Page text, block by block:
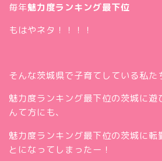
毎年魅力度ランキング最下位
もはやネタ！！！！
そんな茨城県で子育てしている私た
魅力度ランキング最下位の茨城に遊
んて方にも、
魅力度ランキング最下位の茨城に転
とになってしまったー！